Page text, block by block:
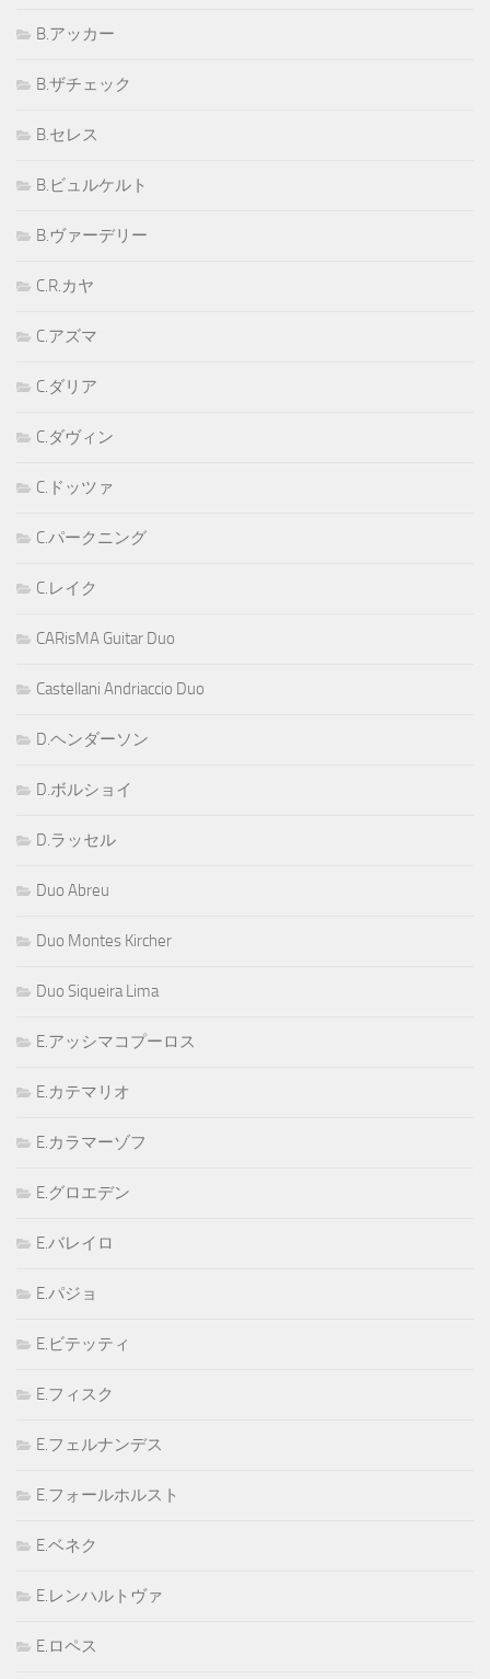
B.アッカー
B.ザチェック
B.セレス
B.ビュルケルト
B.ヴァーデリー
C.R.カヤ
C.アズマ
C.ダリア
C.ダヴィン
C.ドッツァ
C.パークニング
C.レイク
CARisMA Guitar Duo
Castellani Andriaccio Duo
D.ヘンダーソン
D.ボルショイ
D.ラッセル
Duo Abreu
Duo Montes Kircher
Duo Siqueira Lima
E.アッシマコプーロス
E.カテマリオ
E.カラマーゾフ
E.グロエデン
E.バレイロ
E.パジョ
E.ビテッティ
E.フィスク
E.フェルナンデス
E.フォールホルスト
E.ベネク
E.レンハルトヴァ
E.ロペス